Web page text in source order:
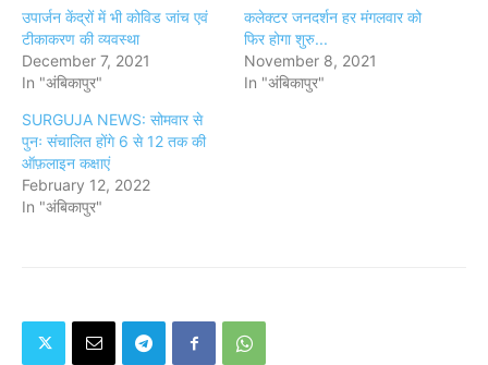
उपार्जन केंद्रों में भी कोविड जांच एवं
टीकाकरण की व्यवस्था
December 7, 2021
In "अंबिकापुर"
कलेक्टर जनदर्शन हर मंगलवार को
फिर होगा शुरु...
November 8, 2021
In "अंबिकापुर"
SURGUJA NEWS: सोमवार से
पुनः संचालित होंगे 6 से 12 तक की
ऑफ़लाइन कक्षाएं
February 12, 2022
In "अंबिकापुर"